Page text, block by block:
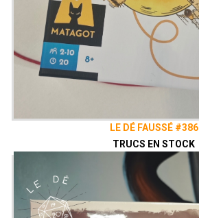
LE DÉ FAUSSÉ #386
TRUCS EN STOCK